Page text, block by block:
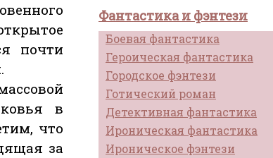
Фантастика и фэнтези
Боевая фантастика
Героическая фантастика
Городское фэнтези
Готический роман
Детективная фантастика
Ироническая фантастика
Ироническое фэнтези
почти
в
что
за